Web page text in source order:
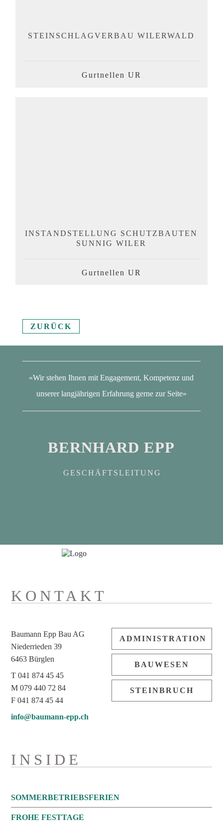
STEINSCHLAGVERBAU WILERWALD
Gurtnellen UR
INSTANDSTELLUNG SCHUTZBAUTEN
SUNNIG WILER
Gurtnellen UR
ZURÜCK
«Wir stehen Ihnen mit Engagement, Kompetenz und
unserer langjährigen Erfahrung gerne zur Seite»
BERNHARD EPP
GESCHÄFTSLEITUNG
KONTAKT
Baumann Epp Bau AG
Niederrieden 39
6463 Bürglen
T 041 874 45 45
M 079 440 72 84
F 041 874 45 44
info@baumann-epp.ch
ADMINISTRATION
BAUWESEN
STEINBRUCH
INSIDE
SOMMERBETRIEBSFERIEN
FROHE FESTTAGE